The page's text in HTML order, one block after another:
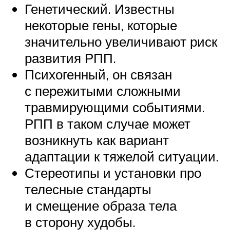
Генетический. Известны
некоторые гены, которые
значительно увеличивают риск
развития РПП.
Психогенный, он связан
с пережитыми сложными
травмирующими событиями.
РПП в таком случае может
возникнуть как вариант
адаптации к тяжелой ситуации.
Стереотипы и установки про
телесные стандарты
и смещение образа тела
в сторону худобы.